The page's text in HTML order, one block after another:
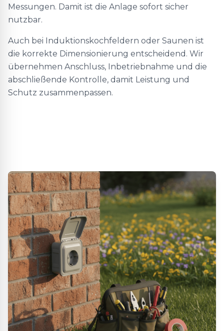
Messungen. Damit ist die Anlage sofort sicher
nutzbar.
Auch bei Induktionskochfeldern oder Saunen ist
die korrekte Dimensionierung entscheidend. Wir
übernehmen Anschluss, Inbetriebnahme und die
abschließende Kontrolle, damit Leistung und
Schutz zusammenpassen.